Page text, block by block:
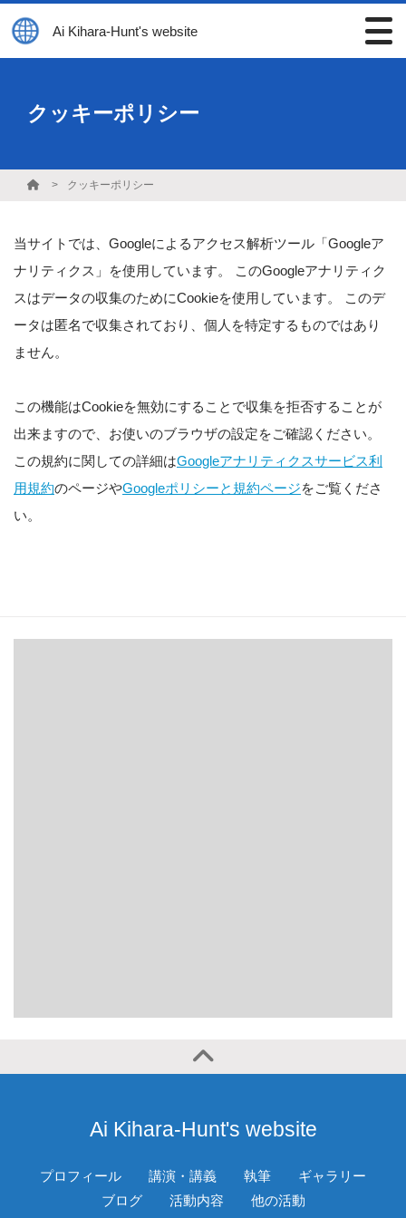
Ai Kihara-Hunt's website
クッキーポリシー
クッキーポリシー
当サイトでは、Googleによるアクセス解析ツール「Googleア
ナリティクス」を使用しています。 このGoogleアナリティク
スはデータの収集のためにCookieを使用しています。 このデ
ータは匿名で収集されており、個人を特定するものではあり
ません。
この機能はCookieを無効にすることで収集を拒否することが
出来ますので、お使いのブラウザの設定をご確認ください。
この規約に関しての詳細はGoogleアナリティクスサービス利
用規約のページやGoogleポリシーと規約ページをご覧くださ
い。
Ai Kihara-Hunt's website
プロフィール 講演・講義 執筆
ギャラリー
ブログ
活動内容 他の活動